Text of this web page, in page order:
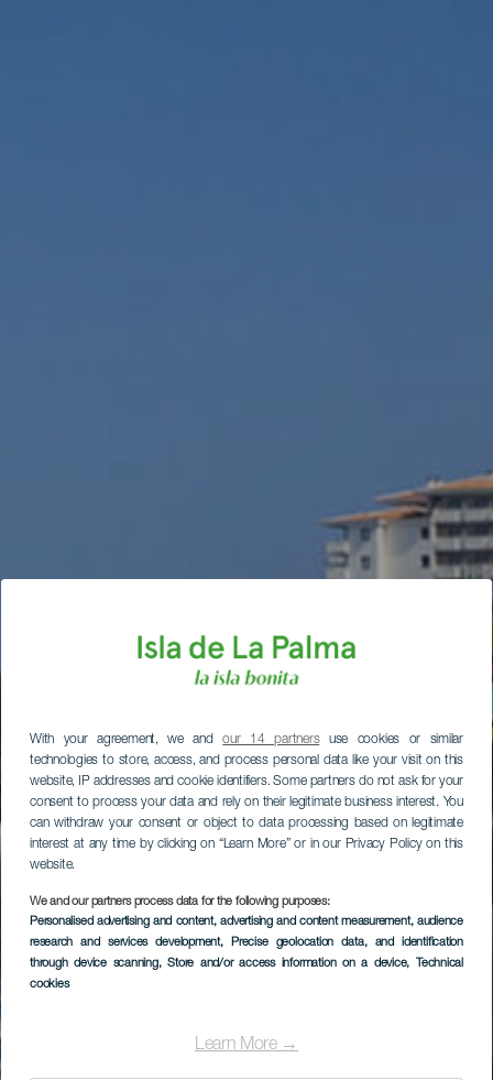
With your agreement, we andour 14 partnersuse cookies or similar
technologies to store, access, and process personal data like your visit on this
website, IP addresses and cookie identifiers. Some partners do not ask for your
consent to process your data and rely on their legitimate business interest. You
can withdraw your consent or object to data processing based on legitimate
interest at any time by clicking on “Learn More” or in our Privacy Policy on this
website.
We and our partners process data for the following purposes:
Personalised advertising and content, advertising and content measurement, audience
research and services development, Precise geolocation data, and identification
through device scanning, Store and/or access information on a device, Technical
cookies
Learn More →